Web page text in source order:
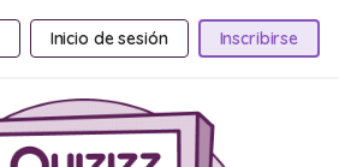
Inicio de sesión Inscribirse